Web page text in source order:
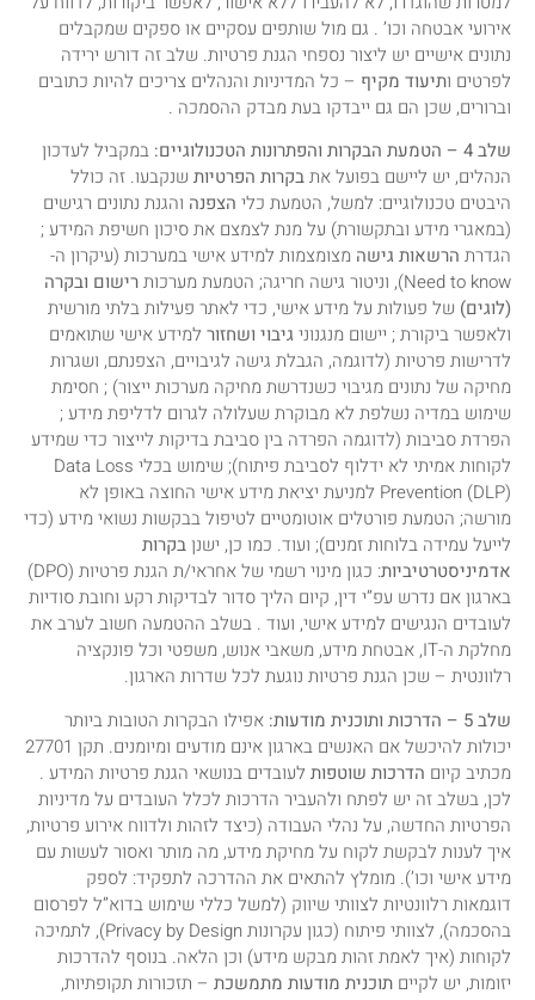
אירועי אבטחה וכו’ . גם מול שותפים עסקיים או ספקים שמקבלים
נתונים אישיים יש ליצור נספחי הגנת פרטיות. שלב זה דורש ירידה
לפרטים ותיעוד מקיף – כל המדיניות והנהלים צריכים להיות כתובים
וברורים, שכן הם גם ייבדקו בעת מבדק ההסמכה .
שלב 4 – הטמעת הבקרות והפתרונות הטכנולוגיים:
במקביל לעדכון
הנהלים, יש ליישם בפועל אתבקרות הפרטיות שנקבעו. זה כולל
היבטים טכנולוגיים: למשל, הטמעת כלי הצפנה והגנת נתונים רגישים
(במאגרי מידע ובתקשורת) על מנת לצמצם את סיכון חשיפת המידע ;
הגדרת הרשאות גישה מצומצמות למידע אישי במערכות (עיקרון ה-
Need to know), וניטור גישה חריגה; הטמעת מערכות
רישום ובקרה
(לוגים) של פעולות על מידע אישי, כדי לאתר פעילות בלתי מורשית
ולאפשר ביקורת ; יישום מנגנוני גיבוי ושחזור למידע אישי שתואמים
לדרישות פרטיות (לדוגמה, הגבלת גישה לגיבויים, הצפנתם, ושגרות
מחיקה של נתונים מגיבוי כשנדרשת מחיקה מערכות ייצור) ; חסימת
שימוש במדיה נשלפת לא מבוקרת שעלולה לגרום לדליפת מידע ;
הפרדת סביבות (לדוגמה הפרדה בין סביבת בדיקות לייצור כדי שמידע
לקוחות אמיתי לא ידלוף לסביבת פיתוח); שימוש בכלי Data Loss
Prevention (DLP) למניעת יציאת מידע אישי החוצה באופן לא
מורשה; הטמעת פורטלים אוטומטיים לטיפול בבקשות נשואי מידע (כדי
לייעל עמידה בלוחות זמנים); ועוד. כמו כן, ישנןבקרות
אדמיניסטרטיביות
: כגון מינוי רשמי של אחראי/ת הגנת פרטיות (DPO)
בארגון אם נדרש עפ”י דין, קיום הליך סדור לבדיקות רקע וחובת סודיות
לעובדים הנגישים למידע אישי, ועוד . בשלב ההטמעה חשוב לערב את
מחלקת ה-IT, אבטחת מידע, משאבי אנוש, משפטי וכל פונקציה
רלוונטית – שכן הגנת פרטיות נוגעת לכל שדרות הארגון.
שלב 5 – הדרכות ותוכנית מודעות:
אפילו הבקרות הטובות ביותר
יכולות להיכשל אם האנשים בארגון אינם מודעים ומיומנים. תקן 27701
מכתיב קיום הדרכות שוטפות לעובדים בנושאי הגנת פרטיות המידע .
לכן, בשלב זה יש לפתח ולהעביר הדרכות לכלל העובדים על מדיניות
הפרטיות החדשה, על נהלי העבודה (כיצד לזהות ולדווח אירוע פרטיות,
איך לענות לבקשת לקוח על מחיקת מידע, מה מותר ואסור לעשות עם
מידע אישי וכו’). מומלץ להתאים את ההדרכה לתפקיד: לספק
דוגמאות רלוונטיות לצוותי שיווק (למשל כללי שימוש בדוא”ל לפרסום
בהסכמה), לצוותי פיתוח (כגון עקרונות Privacy by Design), לתמיכה
לקוחות (איך לאמת זהות מבקש מידע) וכן הלאה. בנוסף להדרכות
יזומות, יש לקיים תוכנית מודעות מתמשכת – תזכורות תקופתיות,